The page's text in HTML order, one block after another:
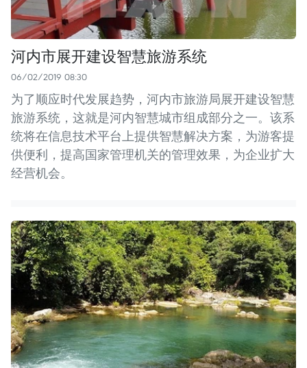
河内市展开建设智慧旅游系统
06/02/2019 08:30
为了顺应时代发展趋势，河内市旅游局展开建设智慧
旅游系统，这就是河内智慧城市组成部分之一。该系
统将在信息技术平台上提供智慧解决方案，为游客提
供便利，提高国家管理机关的管理效果，为企业扩大
经营机会。